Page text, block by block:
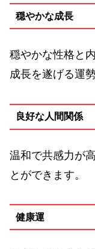
穏やかな成長
穏やかな性格と
成長を遂げる運
良好な人間関係
温和で共感力が
とができます。
健康運